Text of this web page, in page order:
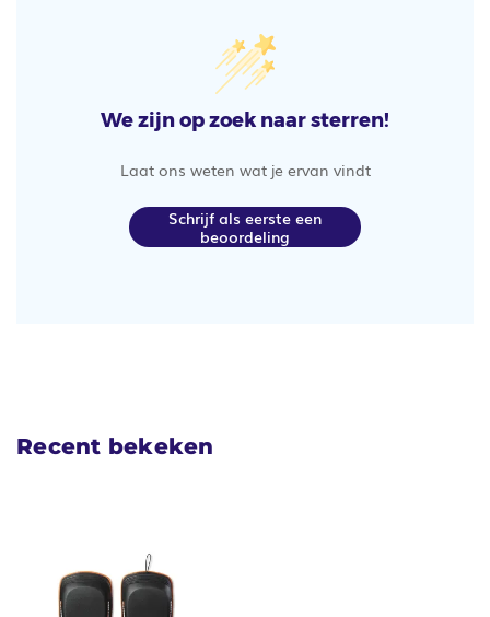
We zijn op zoek naar sterren!
Laat ons weten wat je ervan vindt
Schrijf als eerste een
beoordeling
Recent bekeken